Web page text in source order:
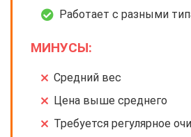
Работает с разными
МИНУСЫ:
Средний вес
Цена выше среднего
Требуется регулярное